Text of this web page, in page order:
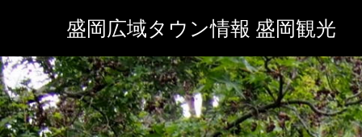
盛岡広域タウン情報 盛岡観光